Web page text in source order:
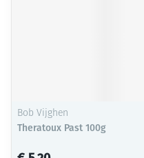
Bob Vijghen
Theratoux Past 100g